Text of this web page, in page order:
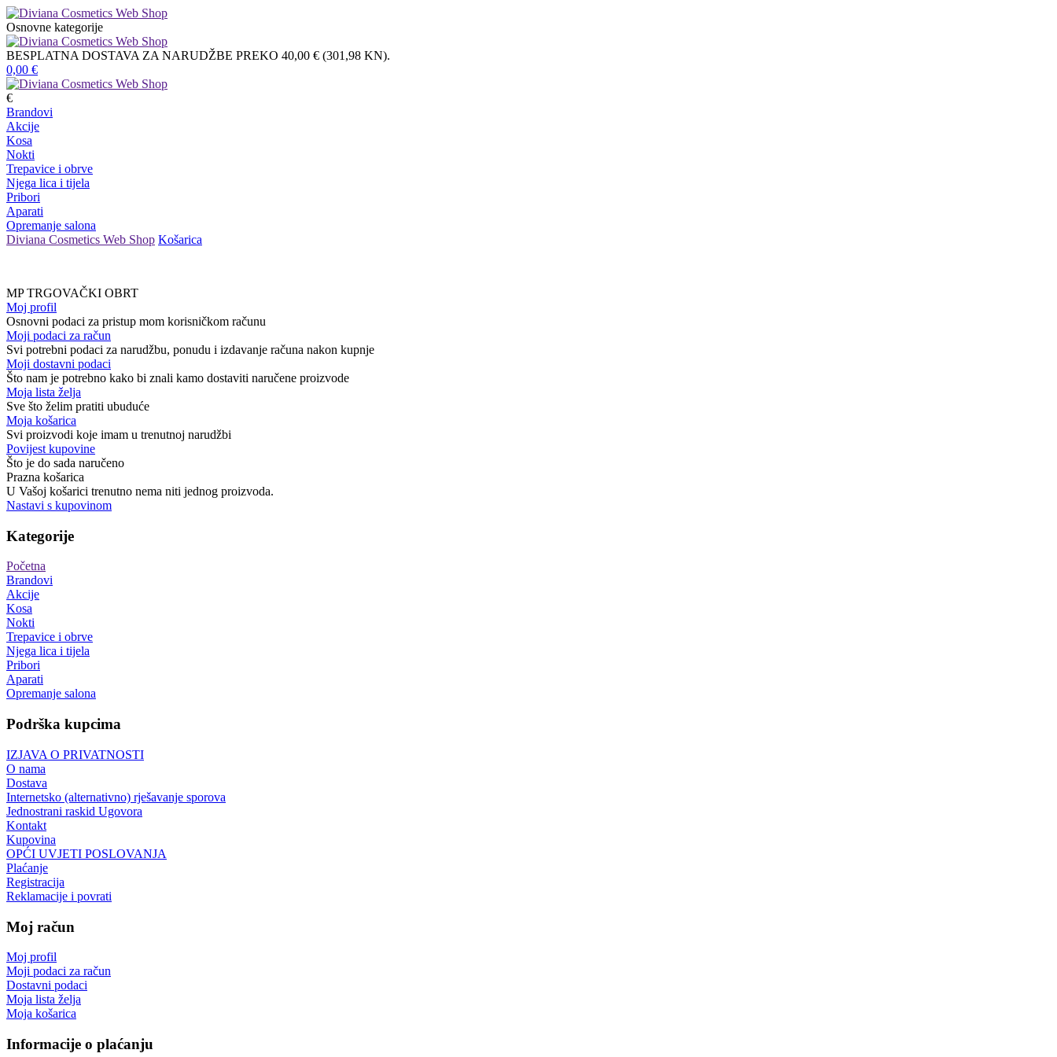
Osnovne kategorije
BESPLATNA DOSTAVA ZA NARUDŽBE PREKO 40,00 € (301,98 KN).
0,00 €
€
Brandovi
Akcije
Kosa
Nokti
Trepavice i obrve
Njega lica i tijela
Pribori
Aparati
Opremanje salona
Diviana Cosmetics Web Shop Košarica
MP TRGOVAČKI OBRT
Moj profil
Osnovni podaci za pristup mom korisničkom računu
Moji podaci za račun
Svi potrebni podaci za narudžbu, ponudu i izdavanje računa nakon kupnje
Moji dostavni podaci
Što nam je potrebno kako bi znali kamo dostaviti naručene proizvode
Moja lista želja
Sve što želim pratiti ubuduće
Moja košarica
Svi proizvodi koje imam u trenutnoj narudžbi
Povijest kupovine
Što je do sada naručeno
Prazna košarica
U Vašoj košarici trenutno nema niti jednog proizvoda.
Nastavi s kupovinom
Kategorije
Početna
Brandovi
Akcije
Kosa
Nokti
Trepavice i obrve
Njega lica i tijela
Pribori
Aparati
Opremanje salona
Podrška kupcima
IZJAVA O PRIVATNOSTI
O nama
Dostava
Internetsko (alternativno) rješavanje sporova
Jednostrani raskid Ugovora
Kontakt
Kupovina
OPĆI UVJETI POSLOVANJA
Plaćanje
Registracija
Reklamacije i povrati
Moj račun
Moj profil
Moji podaci za račun
Dostavni podaci
Moja lista želja
Moja košarica
Informacije o plaćanju